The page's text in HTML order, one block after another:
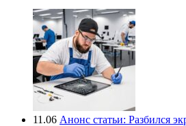
11.06 Анонс статьи: Разбился